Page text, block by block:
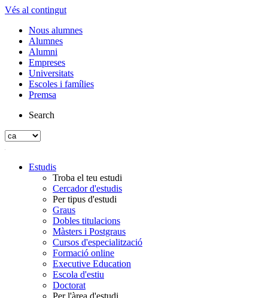
Vés al contingut
Nous alumnes
Alumnes
Alumni
Empreses
Universitats
Escoles i famílies
Premsa
Search
Estudis
Troba el teu estudi
Cercador d'estudis
Per tipus d'estudi
Graus
Dobles titulacions
Màsters i Postgraus
Cursos d'especialització
Formació online
Executive Education
Escola d'estiu
Doctorat
Per l'àrea d'estudi